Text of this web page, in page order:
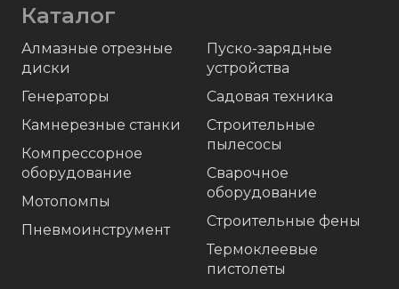
Каталог
Алмазные отрезные
диски
Генераторы
Камнерезные станки
Компрессорное
оборудование
Мотопомпы
Пневмоинструмент
Пуско-зарядные
устройства
Садовая техника
Строительные
пылесосы
Сварочное
оборудование
Строительные фены
Термоклеевые
пистолеты